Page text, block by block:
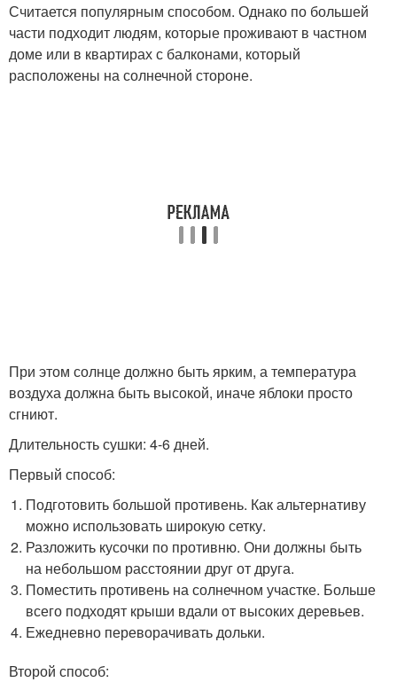
Считается популярным способом. Однако по большей
части подходит людям, которые проживают в частном
доме или в квартирах с балконами, который
расположены на солнечной стороне.
При этом солнце должно быть ярким, а температура
воздуха должна быть высокой, иначе яблоки просто
сгниют.
Длительность сушки: 4-6 дней.
Первый способ:
Подготовить большой противень. Как альтернативу
можно использовать широкую сетку.
Разложить кусочки по противню. Они должны быть
на небольшом расстоянии друг от друга.
Поместить противень на солнечном участке. Больше
всего подходят крыши вдали от высоких деревьев.
Ежедневно переворачивать дольки.
Второй способ: